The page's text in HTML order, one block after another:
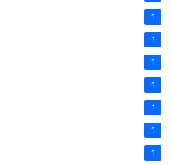
1
1
1
1
1
1
1